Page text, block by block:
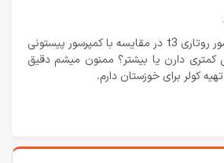
یک سوال داشتم. کمپرسور روتاری t3 در مقایسه با کمپرسور پیستونی
کمتری دارن یا بیشتر؟ ممنون میشم دقیق
کولر برای خوزستان دارم.